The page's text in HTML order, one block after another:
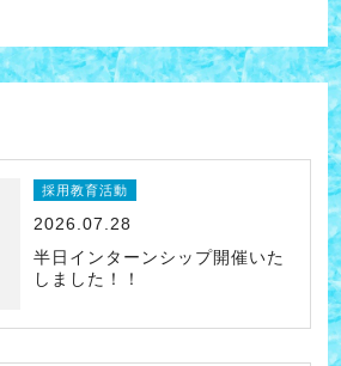
採用教育活動
2026.07.28
半日インターンシップ開催いた
しました！！